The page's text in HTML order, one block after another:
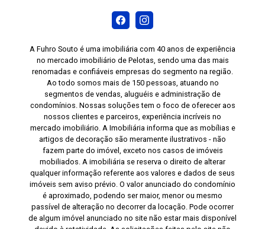
A Fuhro Souto é uma imobiliária com 40 anos de experiência
no mercado imobiliário de Pelotas, sendo uma das mais
renomadas e confiáveis empresas do segmento na região.
Ao todo somos mais de 150 pessoas, atuando no
segmentos de vendas, aluguéis e administração de
condomínios. Nossas soluções tem o foco de oferecer aos
nossos clientes e parceiros, experiência incríveis no
mercado imobiliário. A Imobiliária informa que as mobílias e
artigos de decoração são meramente ilustrativos - não
fazem parte do imóvel, exceto nos casos de imóveis
mobiliados. A imobiliária se reserva o direito de alterar
qualquer informação referente aos valores e dados de seus
imóveis sem aviso prévio. O valor anunciado do condomínio
é aproximado, podendo ser maior, menor ou mesmo
passível de alteração no decorrer da locação. Pode ocorrer
de algum imóvel anunciado no site não estar mais disponível